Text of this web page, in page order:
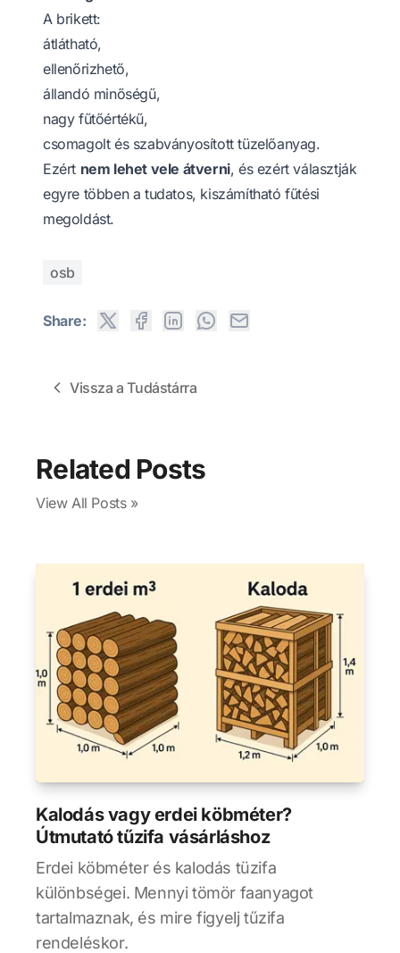
A brikett:
átlátható,
ellenőrizhető,
állandó minőségű,
nagy fűtőértékű,
csomagolt és szabványosított tüzelőanyag.
Ezért nem lehet vele átverni, és ezért választják
egyre többen a tudatos, kiszámítható fűtési
megoldást.
osb
Share:
Vissza a Tudástárra
Related Posts
View All Posts »
Kalodás vagy erdei köbméter?
Útmutató tűzifa vásárláshoz
Erdei köbméter és kalodás tüzifa
különbségei. Mennyi tömör faanyagot
tartalmaznak, és mire figyelj tűzifa
rendeléskor.